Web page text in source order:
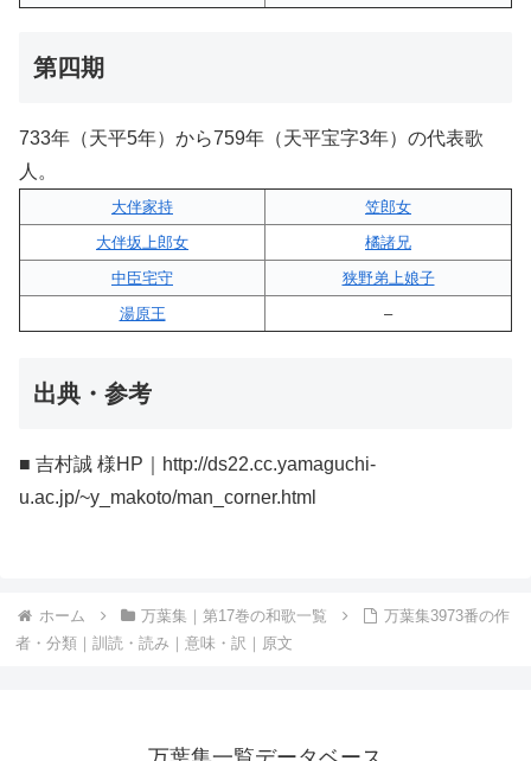
第四期
733年（天平5年）から759年（天平宝字3年）の代表歌
人。
大伴家持
笠郎女
大伴坂上郎女
橘諸兄
中臣宅守
狭野弟上娘子
湯原王
–
出典・参考
■ 吉村誠 様HP｜http://ds22.cc.yamaguchi-
u.ac.jp/~y_makoto/man_corner.html
ホーム 万葉集｜第17巻の和歌一覧
万葉集3973番の作
者・分類｜訓読・読み｜意味・訳｜原文